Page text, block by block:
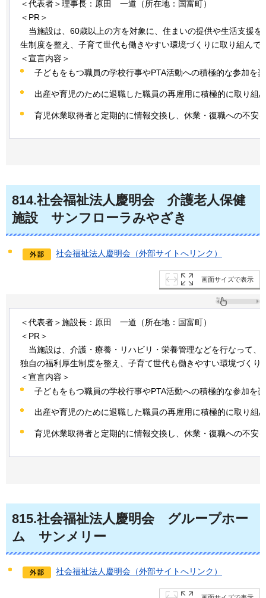
＜代表者＞理事長：原田 一道 （所在地：国富町）
＜PR＞
当施設は、60歳以上の方を対象に、住まいの提供や生活支援
生制度を整え、子育て世代も働きやすい環境づくりに取り組んで
＜宣言内容＞
子どもをもつ職員の学校行事やPTA活動への積極的な参加を
出産や育児のために退職した職員の再雇用に積極的に取り組
育児休業取得者と定期的に情報交換し、休業・復職への不安
814.社会福祉法人慶明会 介護老人保健
施設
サンフローラみやざき
社会福祉法人慶明会（外部サイトへリンク）
画面サイズで表示
＜代表者＞施設長：原田 一道 （所在地：国富町）
＜PR＞
当施設は、介護・療養・リハビリ・栄養管理などを行なって、
独自の福利厚生制度を整え、子育て世代も働きやすい環境づくり
＜宣言内容＞
子どもをもつ職員の学校行事やPTA活動への積極的な参加を
出産や育児のために退職した職員の再雇用に積極的に取り組
育児休業取得者と定期的に情報交換し、休業・復職への不安
815.社会福祉法人慶明会 グループホー
ム
サンメリー
社会福祉法人慶明会（外部サイトへリンク）